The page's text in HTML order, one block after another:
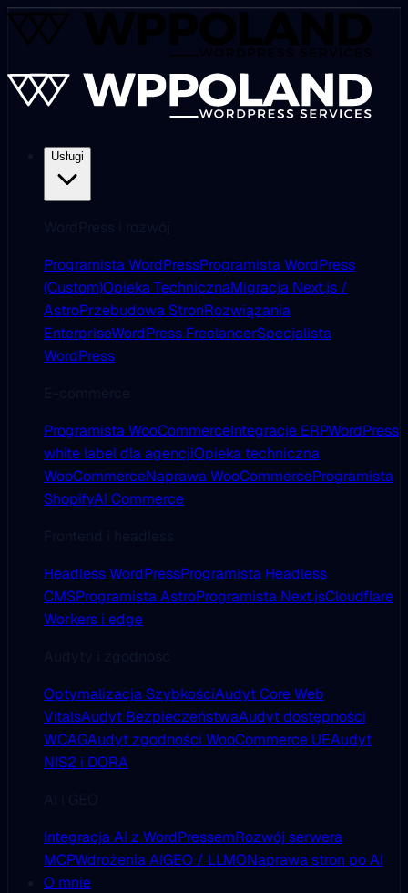
Usługi
Programista WordPressProgramista WordPress
(Custom)Opieka TechnicznaMigracja Next.js /
AstroPrzebudowa StronRozwiązania
EnterpriseWordPress FreelancerSpecjalista
WordPress
Programista WooCommerceIntegracje ERPWordPress
white label dla agencjiOpieka techniczna
WooCommerceNaprawa WooCommerceProgramista
ShopifyAI Commerce
Headless WordPressProgramista Headless
CMSProgramista AstroProgramista Next.jsCloudflare
Workers i edge
Optymalizacja SzybkościAudyt Core Web
VitalsAudyt BezpieczeństwaAudyt dostępności
WCAGAudyt zgodności WooCommerce UEAudyt
NIS2 i DORA
Integracja AI z WordPressemRozwój serwera
MCPWdrożenia AIGEO / LLMONaprawa stron po AI
O mnie